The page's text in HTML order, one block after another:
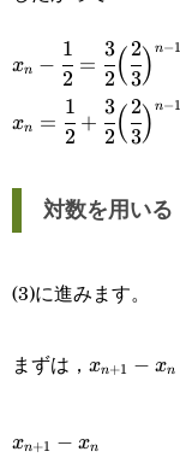
x_n-\cfrac{1}
{2}=\cfrac{3}
{2}\Big(\cfrac{2}
xn −
2
1
=
2
3(3
2) n−1
x_n=\cfrac{1}
{2}+\cfrac{3}
{2}\Big(\cfrac{2}
{3}\Big)^{n-1}
xn =
2
1
+
2
3(3
2) n−1
対数を用いる
(3)に進みます。
まずは， xn+1 − xn
xn+1 − xn